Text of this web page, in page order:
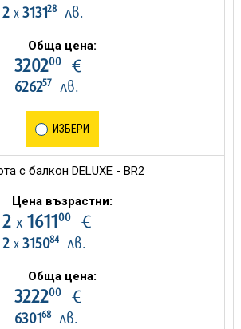
2 х 313128лв.
Обща цена:
320200€
626257лв.
ИЗБЕРИ
с балкон DELUXE - BR2
Цена възрастни:
2 х 161100€
2 х 315084лв.
Обща цена:
322200€
630168лв.